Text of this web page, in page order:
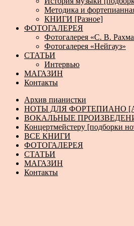
Методика и
КНИГИ [Разное]
ФОТОГАЛЕРЕЯ
Фотогалерея «С. В.
Фотогалерея «Нейгауз»
СТАТЬИ
Интервью
МАГАЗИН
Контакты
Архив пианистки
НОТЫ ДЛЯ ФОРТЕПИАНО
ВОКАЛЬНЫЕ
Концертмейстеру [подборки
ВСЕ КНИГИ
ФОТОГАЛЕРЕЯ
СТАТЬИ
МАГАЗИН
Контакты